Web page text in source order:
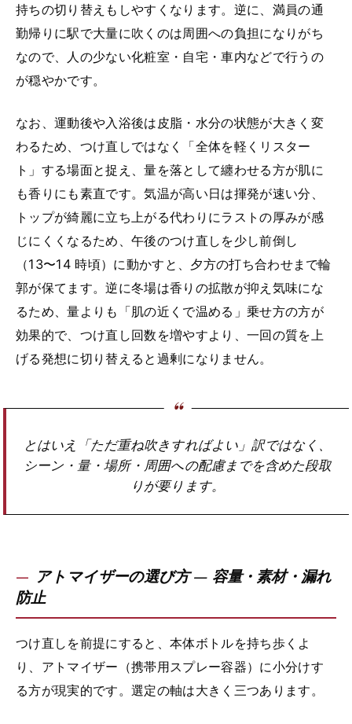
持ちの切り替えもしやすくなります。逆に、満員の通
勤帰りに駅で大量に吹くのは周囲への負担になりがち
なので、人の少ない化粧室・自宅・車内などで行うの
が穏やかです。
なお、運動後や入浴後は皮脂・水分の状態が大きく変
わるため、つけ直しではなく「全体を軽くリスター
ト」する場面と捉え、量を落として纏わせる方が肌に
も香りにも素直です。気温が高い日は揮発が速い分、
トップが綺麗に立ち上がる代わりにラストの厚みが感
じにくくなるため、午後のつけ直しを少し前倒し
（13〜14 時頃）に動かすと、夕方の打ち合わせまで輪
郭が保てます。逆に冬場は香りの拡散が抑え気味にな
るため、量よりも「肌の近くで温める」乗せ方の方が
効果的で、つけ直し回数を増やすより、一回の質を上
げる発想に切り替えると過剰になりません。
とはいえ「ただ重ね吹きすればよい」訳ではなく、
シーン・量・場所・周囲への配慮までを含めた段取
りが要ります。
アトマイザーの選び方 — 容量・素材・漏れ
防止
つけ直しを前提にすると、本体ボトルを持ち歩くよ
り、アトマイザー（携帯用スプレー容器）に小分けす
る方が現実的です。選定の軸は大きく三つあります。